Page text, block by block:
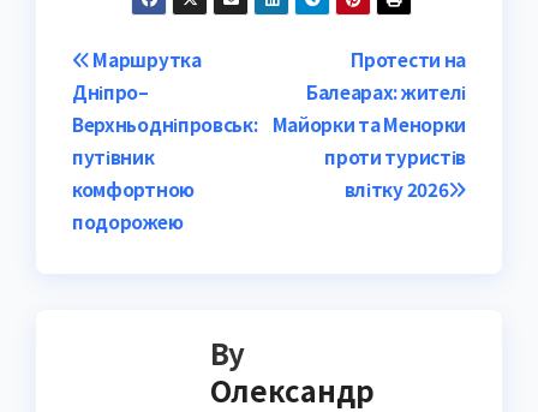
Post
navigation
Протести на
Балеарах: жителі
Майорки та Менорки
проти туристів
влітку 2026
Маршрутка
Дніпро–
Верхньодніпровськ:
путівник
комфортною
подорожею
By
Олександр